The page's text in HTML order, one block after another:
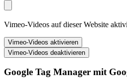
Vimeo-Videos auf dieser Website
Google Tag Manager mit